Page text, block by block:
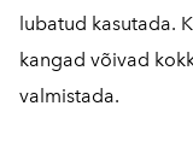
lubatud kasutada.
kangad võivad
valmistada.